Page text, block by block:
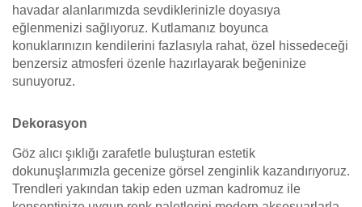
havadar alanlarımızda sevdiklerinizle doyasıya
eğlenmenizi sağlıyoruz. Kutlamanız boyunca
konuklarınızın kendilerini fazlasıyla rahat, özel hissedeceği
benzersiz atmosferi özenle hazırlayarak beğeninize
sunuyoruz.
Dekorasyon
Göz alıcı şıklığı zarafetle buluşturan estetik
dokunuşlarımızla gecenize görsel zenginlik kazandırıyoruz.
Trendleri yakından takip eden uzman kadromuz ile